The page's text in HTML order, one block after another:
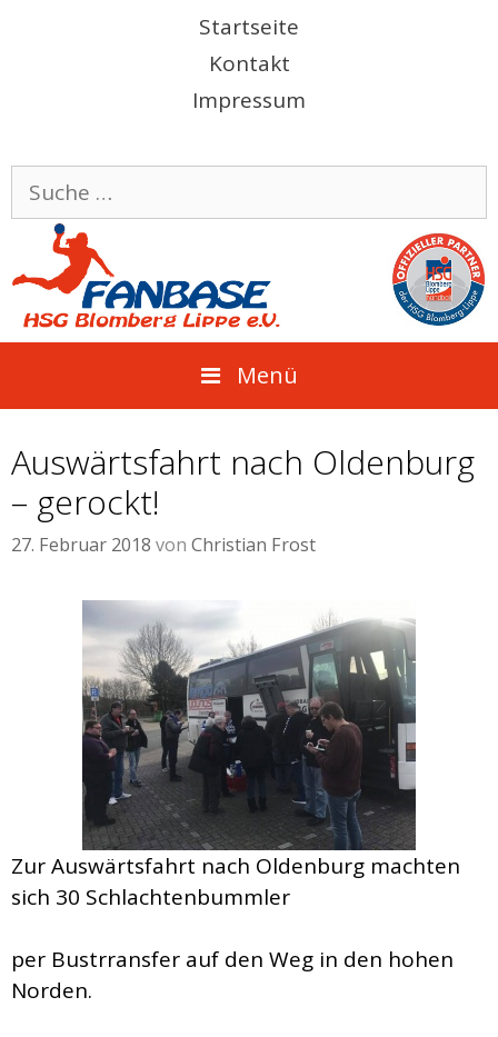
Startseite
Kontakt
Impressum
Suche
nach:
Menü
Auswärtsfahrt nach Oldenburg
– gerockt!
27. Februar 2018 von Christian Frost
Zur Auswärtsfahrt nach Oldenburg machten
sich 30 Schlachtenbummler
per Bustrransfer auf den Weg in den hohen
Norden.